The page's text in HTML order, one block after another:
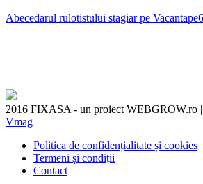
Abecedarul rulotistului stagiar pe
2016 FIXASA - un proiect WEBGROW.ro |
Vmag
Politica de confidențialitate și cookies
Termeni și condiții
Contact